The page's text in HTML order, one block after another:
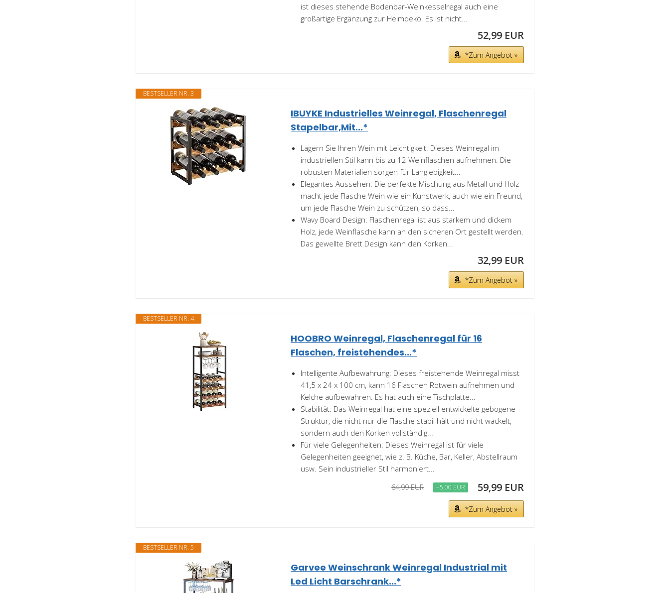
ist dieses stehende Bodenbar-Weinkesselregal auch eine
großartige Ergänzung zur Heimdeko. Es ist nicht...
52,99 EUR
*Zum Angebot »
BESTSELLER NR. 3
IBUYKE Industrielles Weinregal, Flaschenregal
Stapelbar,Mit...*
Lagern Sie Ihren Wein mit Leichtigkeit: Dieses Weinregal im
industriellen Stil kann bis zu 12 Weinflaschen aufnehmen. Die
robusten Materialien sorgen für Langlebigkeit...
Elegantes Aussehen: Die perfekte Mischung aus Metall und Holz
macht jede Flasche Wein wie ein Kunstwerk, auch wie ein Freund,
um jede Flasche Wein zu schützen, so dass...
Wavy Board Design: Flaschenregal ist aus starkem und dickem
Holz, jede Weinflasche kann an den sicheren Ort gestellt werden.
Das gewellte Brett Design kann den Korken...
32,99 EUR
*Zum Angebot »
BESTSELLER NR. 4
HOOBRO Weinregal, Flaschenregal für 16
Flaschen, freistehendes...*
Intelligente Aufbewahrung: Dieses freistehende Weinregal misst
41,5 x 24 x 100 cm, kann 16 Flaschen Rotwein aufnehmen und
Kelche aufbewahren. Es hat auch eine Tischplatte...
Stabilität: Das Weinregal hat eine speziell entwickelte gebogene
Struktur, die nicht nur die Flasche stabil hält und nicht wackelt,
sondern auch den Korken vollständig...
Für viele Gelegenheiten: Dieses Weinregal ist für viele
Gelegenheiten geeignet, wie z. B. Küche, Bar, Keller, Abstellraum
usw. Sein industrieller Stil harmoniert...
64,99 EUR −5,00 EUR 59,99 EUR
*Zum Angebot »
BESTSELLER NR. 5
Garvee Weinschrank Weinregal Industrial mit
Led Licht Barschrank...*